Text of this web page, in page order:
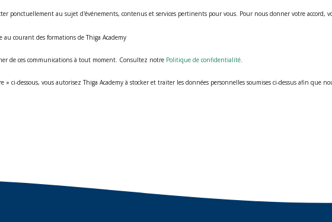
ponctuellement au sujet d'événements, contenus et services pertinents pour vous. Pour nous donner votre accord,
au courant des formations de Thiga Academy
de ces communications à tout moment. Consultez notre Politique de confidentialité.
ci-dessous, vous autorisez Thiga Academy à stocker et traiter les données personnelles soumises ci-dessus afin que